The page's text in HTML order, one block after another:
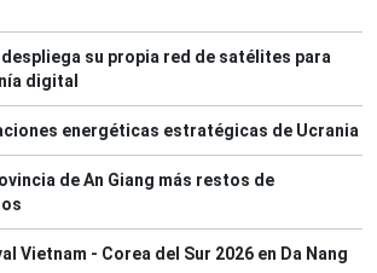
su propia red de satélites para
digital
energéticas estratégicas de Ucrania
de An Giang más restos de
Vietnam - Corea del Sur 2026 en Da Nang